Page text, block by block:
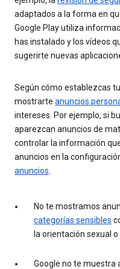
adaptados a la forma en
Google Play utiliza
has instalado y los vídeos
sugerirte nuevas
Según cómo establezcas
mostrarte anuncios
intereses. Por ejemplo, si
aparezcan anuncios de
controlar la información
anuncios en la
anuncios
No te mostramos
categorías sensibles
la orientación sexual o
Google no te muestra